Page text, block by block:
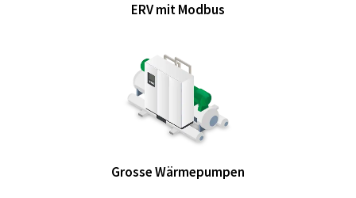
ERV mit Modbus
Grosse Wärmepumpen